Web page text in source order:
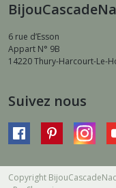
6 rue d’Esson
Appart N° 9B
14220Thury-Harcourt-Le-
Suivez nous
Copyright